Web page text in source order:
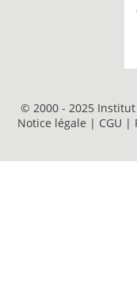
© 2000 - 2025
Notice légale | CGU |